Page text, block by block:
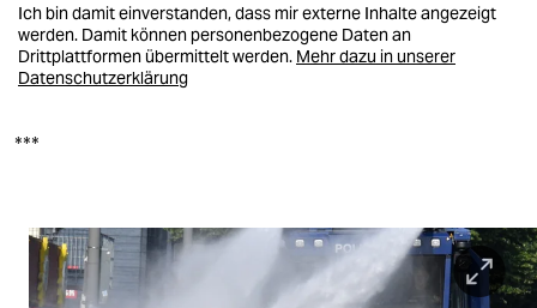
Ich bin damit einverstanden, dass mir externe Inhalte angezeigt
werden. Damit können personenbezogene Daten an
Drittplattformen übermittelt werden. Mehr dazu in unserer
Datenschutzerklärung
***